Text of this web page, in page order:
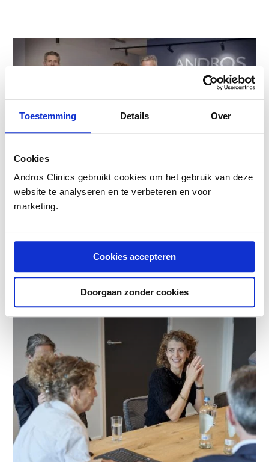
Toestemming Details Over
Cookies
Andros Clinics gebruikt cookies om het gebruik van deze
website te analyseren en te verbeteren en voor
marketing.
Cookies accepteren
Doorgaan zonder cookies